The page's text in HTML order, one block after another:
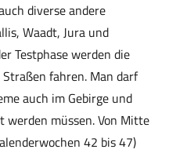
diverse andere
Waadt, Jura und
Testphase werden die
fahren. Man darf
auch im Gebirge und
werden müssen. Von Mitte
42 bis 47)